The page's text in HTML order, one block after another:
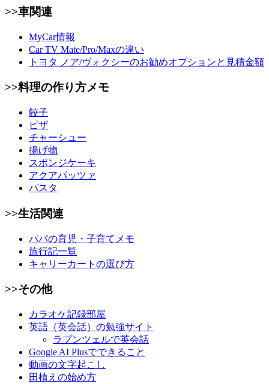
>>車関連
MyCar情報
Car TV Mate/Pro/Maxの違い
トヨタ ノア/ヴォクシーのお勧めオプションと見積金額
>>料理の作り方メモ
餃子
ピザ
チャーシュー
揚げ物
スポンジケーキ
アクアパッツァ
パスタ
>>生活関連
パパの育児・子育てメモ
旅行記一覧
キャリーカートの選び方
>>その他
カラオケ記録部屋
英語（英会話）の勉強サイト
ラプンツェルで英会話
Google AI Plusでできること
動画の文字起こし
田植えの始め方